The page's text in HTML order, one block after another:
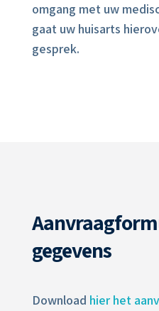
omgang met uw
gaat uw huisarts
gesprek.
gegevens
Download hier het